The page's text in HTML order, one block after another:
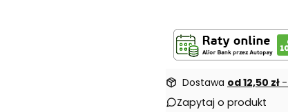
Dostawa od 12,50 zł
Zapytaj o produkt